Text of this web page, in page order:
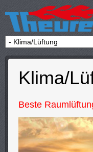
Klima/
Beste